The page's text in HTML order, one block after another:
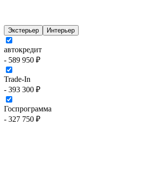
Экстерьер Интерьер
автокредит
- 589 950 ₽
Trade-In
- 393 300 ₽
Госпрограмма
- 327 750 ₽